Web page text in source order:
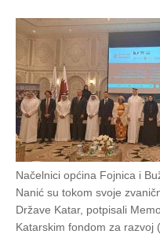
Načelnici općina Fojnica i
Nanić su tokom svoje
Države Katar, potpisali
Katarskim fondom za